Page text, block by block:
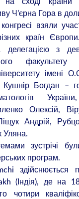
Ч’єрна Гора в
взяли
країн
делегацією з
факультету
імені
Богдан –
Олексій,
Андрій,
Уляна.
зустрічі
програм.
здійснюється
(Індія), де на
чотири